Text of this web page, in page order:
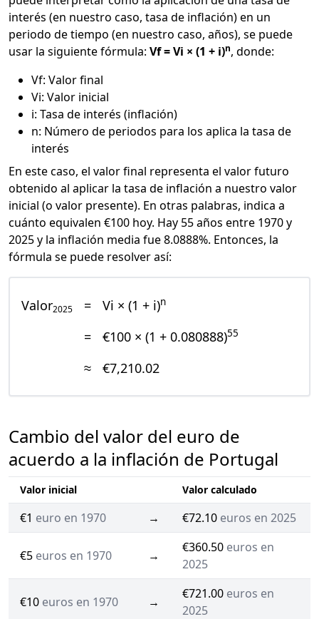
interés (en nuestro caso, tasa de inflación) en un
periodo de tiempo (en nuestro caso, años), se puede
usar la siguiente fórmula: Vf = Vi × (1 + i)n, donde:
Vf: Valor final
Vi: Valor inicial
i: Tasa de interés (inflación)
n: Número de periodos para los aplica la tasa de
interés
En este caso, el valor final representa el valor futuro
obtenido al aplicar la tasa de inflación a nuestro valor
inicial (o valor presente). En otras palabras, indica a
cuánto equivalen €100 hoy. Hay 55 años entre 1970 y
2025 y la inflación media fue 8.0888%. Entonces, la
fórmula se puede resolver así:
Valor2025 = Vi × (1 + i)n
= €100 × (1 + 0.080888)55
≈ €7,210.02
Cambio del valor del euro de
acuerdo a la inflación de Portugal
Valor inicial Valor calculado
€1 euro en 1970 → €72.10 euros en 2025
€5 euros en 1970 →
€360.50 euros en
2025
€10 euros en 1970 →
€721.00 euros en
2025